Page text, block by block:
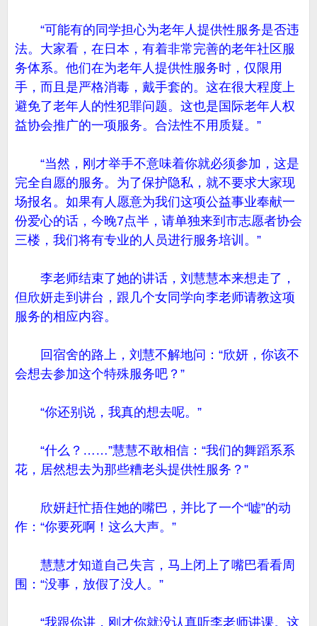
“可能有的同学担心为老年人提供性服务是否违
法。大家看，在日本，有着非常完善的老年社区服
务体系。他们在为老年人提供性服务时，仅限用
手，而且是严格消毒，戴手套的。这在很大程度上
避免了老年人的性犯罪问题。这也是国际老年人权
益协会推广的一项服务。合法性不用质疑。”
“当然，刚才举手不意味着你就必须参加，这是
完全自愿的服务。为了保护隐私，就不要求大家现
场报名。如果有人愿意为我们这项公益事业奉献一
份爱心的话，今晚7点半，请单独来到市志愿者协会
三楼，我们将有专业的人员进行服务培训。”
李老师结束了她的讲话，刘慧慧本来想走了，
但欣妍走到讲台，跟几个女同学向李老师请教这项
服务的相应内容。
回宿舍的路上，刘慧不解地问：“欣妍，你该不
会想去参加这个特殊服务吧？”
“你还别说，我真的想去呢。”
“什么？……”慧慧不敢相信：“我们的舞蹈系系
花，居然想去为那些糟老头提供性服务？”
欣妍赶忙捂住她的嘴巴，并比了一个“嘘”的动
作：“你要死啊！这么大声。”
慧慧才知道自己失言，马上闭上了嘴巴看看周
围：“没事，放假了没人。”
“我跟你讲，刚才你就没认真听李老师讲课。这